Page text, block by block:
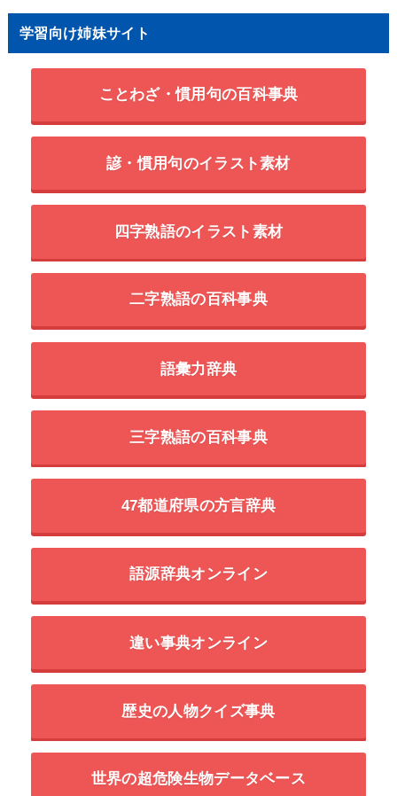
学習向け姉妹サイト
ことわざ・慣用句の百科事典
諺・慣用句のイラスト素材
四字熟語のイラスト素材
二字熟語の百科事典
語彙力辞典
三字熟語の百科事典
47都道府県の方言辞典
語源辞典オンライン
違い事典オンライン
歴史の人物クイズ事典
世界の超危険生物データベース